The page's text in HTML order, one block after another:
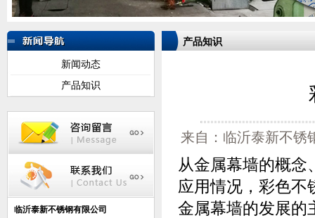
新闻动态
产品知识
临沂泰新不锈钢有限公司
产品知识
来自：临沂泰新不
从金属幕墙的概
应用情况，彩色不
金属幕墙的发展的